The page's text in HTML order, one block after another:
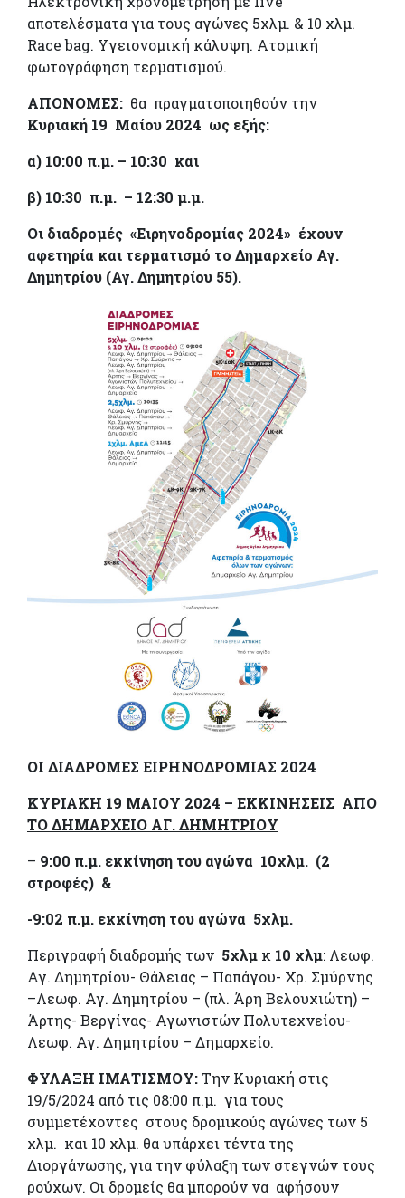
αποτελέσματα για τους αγώνες 5χλμ. & 10 χλμ.
Race bag. Υγειονομική κάλυψη. Ατομική
φωτογράφηση τερματισμού.
ΑΠΟΝΟΜΕΣ: θα πραγματοποιηθούν την
Κυριακή 19 Μαίου 2024 ως εξής:
α) 10:00 π.μ. – 10:30 και
β) 10:30 π.μ. – 12:30 μ.μ.
Οι διαδρομές «Ειρηνοδρομίας 2024» έχουν
αφετηρία και τερματισμό το Δημαρχείο Αγ.
Δημητρίου (Αγ. Δημητρίου 55).
ΟΙ ΔΙΑΔΡΟΜΕΣ ΕΙΡΗΝΟΔΡΟΜΙΑΣ 2024
ΚΥΡΙΑΚΗ 19 ΜΑΙΟΥ 2024 – ΕΚΚΙΝΗΣΕΙΣ ΑΠΟ
ΤΟ ΔΗΜΑΡΧΕΙΟ ΑΓ. ΔΗΜΗΤΡΙΟΥ
– 9:00 π.μ. εκκίνηση του αγώνα 10χλμ. (2
στροφές) &
-9:02 π.μ. εκκίνηση του αγώνα 5χλμ.
Περιγραφή διαδρομής των 5χλμ κ 10 χλμ: Λεωφ.
Αγ. Δημητρίου- Θάλειας – Παπάγου- Χρ. Σμύρνης
–Λεωφ. Αγ. Δημητρίου – (πλ. Άρη Βελουχιώτη) –
Άρτης- Βεργίνας- Αγωνιστών Πολυτεχνείου-
Λεωφ. Αγ. Δημητρίου – Δημαρχείο.
ΦΥΛΑΞΗ ΙΜΑΤΙΣΜΟΥ:Την Κυριακή στις
19/5/2024 από τις 08:00 π.μ. για τους
συμμετέχοντες στους δρομικούς αγώνες των 5
χλμ. και 10 χλμ. θα υπάρχει τέντα της
Διοργάνωσης, για την φύλαξη των στεγνών τους
ρούχων. Οι δρομείς θα μπορούν να αφήσουν